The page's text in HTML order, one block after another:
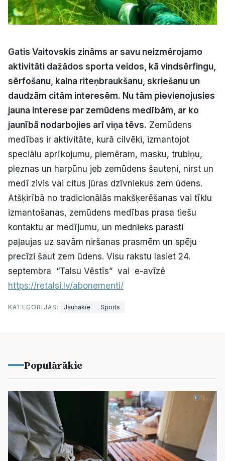
Vieta
Sludinājumi
Pasākumi
Reklāma
Politiskā reklāma
Par mums
Kontakti
Ziņo redakcijai
Facebook Instagram YouTube
Gatis Vaitovskis zināms ar savu neizmērojamo
aktivitāti dažādos sporta veidos, kā vindsērfingu,
sērfošanu, kalna riteņbraukšanu, skriešanu un
daudzām citām interesēm. Nu tām pievienojusies
jauna interese par zemūdens medībām, ar ko
jaunībā nodarbojies arī viņa tēvs. Zemūdens
medības ir aktivitāte, kurā cilvēki, izmantojot
speciālu aprīkojumu, piemēram, masku, trubiņu,
pleznas un harpūnu jeb zemūdens šauteni, nirst un
medī zivis vai citus jūras dzīvniekus zem ūdens.
Atšķirībā no tradicionālās makšķerēšanas vai tīklu
izmantošanas, zemūdens medības prasa tiešu
kontaktu ar medījumu, un mednieks parasti
paļaujas uz savām niršanas prasmēm un spēju
precīzi šaut zem ūdens. Visu rakstu lasiet 24.
septembra “Talsu Vēstīs” vai e-avīzē
https://retalsi.lv/abonementi/
KATEGORIJAS: Jaunākie Sports
Populārākie